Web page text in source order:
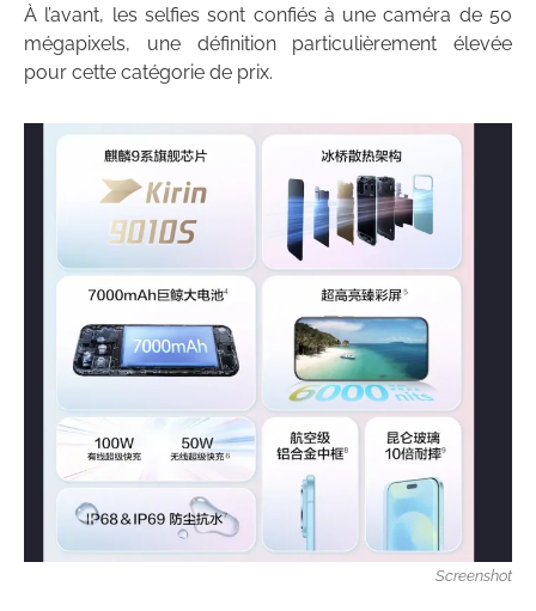
À l’avant, les selfies sont confiés à une caméra de 50
mégapixels, une définition particulièrement élevée
pour cette catégorie de prix.
Screenshot